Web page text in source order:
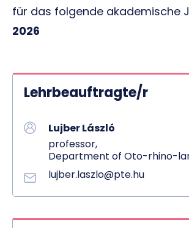
für das folgende akademische
2026
Lehrbeauftragte/r
Lujber László
professor,
Department of Oto-rhino-
lujber.laszlo@pte.hu